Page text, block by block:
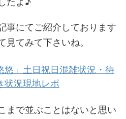
事にてご紹介しております
見てみて下さいね。
悠」土日祝日混雑状況・待
状況現地レポ
まで並ぶことはないと思い